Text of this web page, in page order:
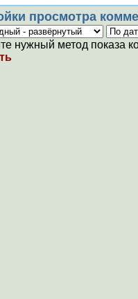
просмотра
нужный метод показа